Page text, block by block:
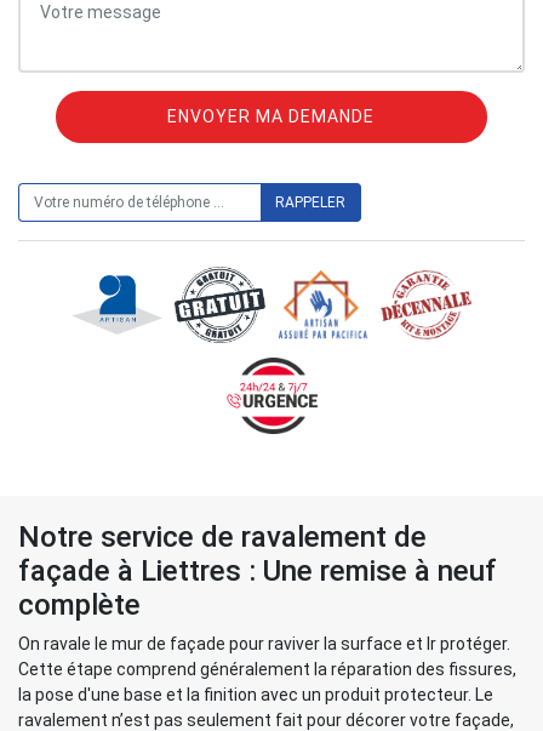
Notre service de ravalement de
façade à Liettres : Une remise à neuf
complète
On ravale le mur de façade pour raviver la surface et lr protéger.
Cette étape comprend généralement la réparation des fissures,
la pose d'une base et la finition avec un produit protecteur. Le
ravalement n’est pas seulement fait pour décorer votre façade,